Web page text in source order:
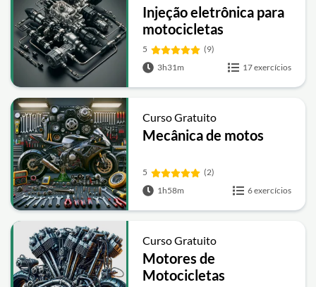
Injeção eletrônica para
motocicletas
5
(9)
3h31m
17 exercícios
Curso Gratuito
Mecânica de motos
5
(2)
1h58m
6 exercícios
Curso Gratuito
Motores de
Motocicletas